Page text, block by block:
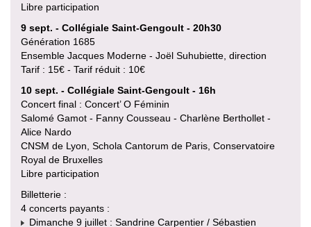
Libre participation
9 sept. - Collégiale Saint-Gengoult - 20h30
Génération 1685
Ensemble Jacques Moderne - Joël Suhubiette, direction
Tarif : 15€ - Tarif réduit : 10€
10 sept. - Collégiale Saint-Gengoult - 16h
Concert final : Concert’ O Féminin
Salomé Gamot - Fanny Cousseau - Charlène Berthollet -
Alice Nardo
CNSM de Lyon, Schola Cantorum de Paris, Conservatoire
Royal de Bruxelles
Libre participation
Billetterie :
4 concerts payants :
Dimanche 9 juillet : Sandrine Carpentier / Sébastien